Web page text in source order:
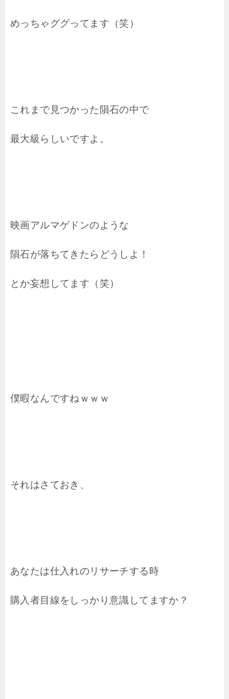
めっちゃググってます（笑）
これまで見つかった隕石の中で
最大級らしいですよ。
映画アルマゲドンのような
隕石が落ちてきたらどうしよ！
とか妄想してます（笑）
僕暇なんですねｗｗｗ
それはさておき、
あなたは仕入れのリサーチする時
購入者目線をしっかり意識してますか？